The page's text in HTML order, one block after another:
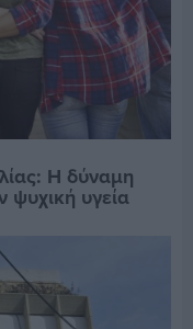
Η δύναμη
υγεία